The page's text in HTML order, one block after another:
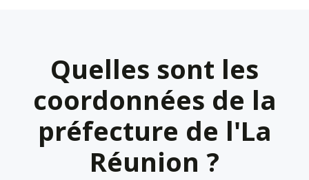
Quelles sont les
coordonnées de la
préfecture de l'La
Réunion ?